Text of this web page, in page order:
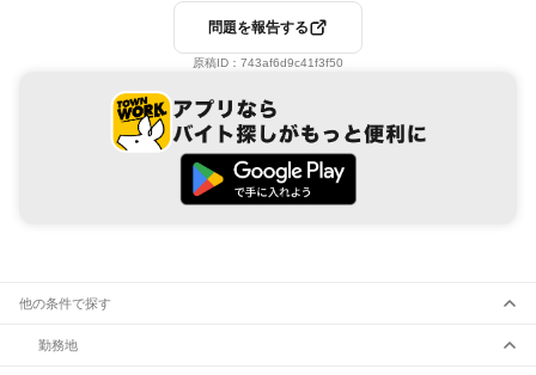
問題を報告する
原稿ID： 743af6d9c41f3f50
他の条件で探す
勤務地